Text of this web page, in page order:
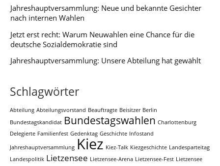
Jahreshauptversammlung: Neue und bekannte Gesichter
nach internen Wahlen
Jetzt erst recht: Warum Neuwahlen eine Chance für die
deutsche Sozialdemokratie sind
Jahreshauptversammlung: Unsere Abteilung hat gewählt
Schlagwörter
Abteilung Abteilungsvorstand Beauftragte Beisitzer Berlin
Bundestagskandidat Bundestagswahlen Charlottenburg
Delegierte Familienfest Gedenktag Geschichte Infostand
Jahreshauptversammlung Kiez Kiez-Talk Kiezgeschichte Landesparteitag
Landespolitik Lietzensee Lietzensee-Arena Lietzensee-Fest Lietzensee